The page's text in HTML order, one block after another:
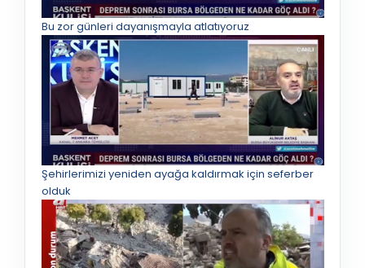
Bu zor günleri dayanışmayla atlatıyoruz
Şehirlerimizi yeniden ayağa kaldırmak için seferber
olduk